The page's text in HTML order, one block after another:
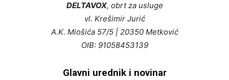
DELTAVOX, obrt za usluge
vl. Krešimir Jurić
A.K. Miošića 57/5 | 20350 Metković
OIB: 91058453139
Glavni urednik i novinar